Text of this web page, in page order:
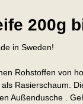
200g
in Sweden!
Rohstoffen von
Rasierschaum.
Außendusche .